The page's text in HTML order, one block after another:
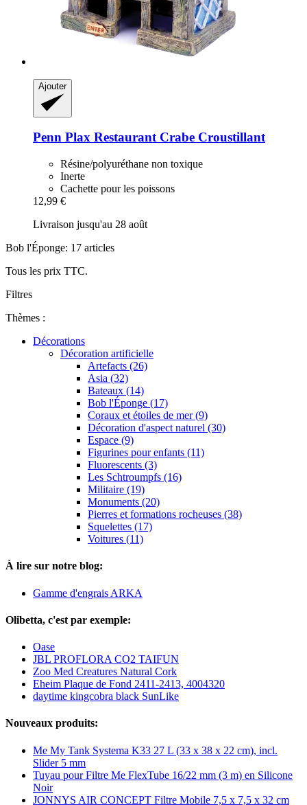
Ajouter
Penn Plax Restaurant Crabe Croustillant
Résine/polyuréthane non toxique
Inerte
Cachette pour les poissons
12,99 €
Livraison jusqu'au 28 août
Bob l'Éponge: 17 articles
Tous les prix TTC.
Filtres
Thèmes :
Décorations
Décoration artificielle
Artefacts (26)
Asia (32)
Bateaux (14)
Bob l'Éponge (17)
Coraux et étoiles de mer (9)
Décoration d'aspect naturel (30)
Espace (9)
Figurines pour enfants (11)
Fluorescents (3)
Les Schtroumpfs (16)
Militaire (19)
Monuments (20)
Pierres et formations rocheuses (38)
Squelettes (17)
Voitures (11)
À lire sur notre blog:
Gamme d'engrais ARKA
Olibetta, c'est par exemple:
Oase
JBL PROFLORA CO2 TAIFUN
Zoo Med Creatures Natural Cork
Eheim Plaque de Fond 2411-2413, 4004320
daytime kingcobra black SunLike
Nouveaux produits:
Me My Tank Systema K33 27 L (33 x 38 x 22 cm), incl.
Slider 5 mm
Tuyau pour Filtre Me FlexTube 16/22 mm (3 m) en Silicone
Noir
JONNYS AIR CONCEPT Filtre Mobile 7,5 x 7,5 x 32 cm